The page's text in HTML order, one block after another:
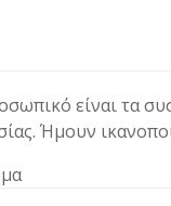
είναι τα
Ήμουν